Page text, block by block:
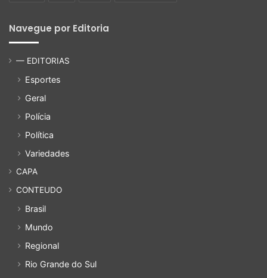
Navegue por Editoria
— EDITORIAS
Esportes
Geral
Polícia
Política
Variedades
CAPA
CONTEUDO
Brasil
Mundo
Regional
Rio Grande do Sul